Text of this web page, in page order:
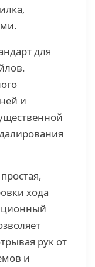
для
и
хода
рук от
и